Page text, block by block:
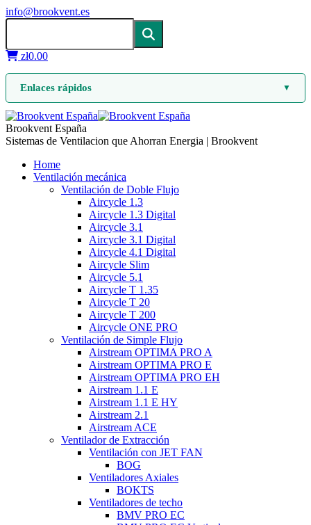
info@brookvent.es
zł0.00
Enlaces rápidos ▼
Brookvent España
Sistemas de Ventilacion que Ahorran Energia | Brookvent
Home
Ventilación mecánica
Ventilación de Doble Flujo
Aircycle 1.3
Aircycle 1.3 Digital
Aircycle 3.1
Aircycle 3.1 Digital
Aircycle 4.1 Digital
Aircycle Slim
Aircycle 5.1
Aircycle T 1.35
Aircycle T 20
Aircycle T 200
Aircycle ONE PRO
Ventilación de Simple Flujo
Airstream OPTIMA PRO A
Airstream OPTIMA PRO E
Airstream OPTIMA PRO EH
Airstream 1.1 E
Airstream 1.1 E HY
Airstream 2.1
Airstream ACE
Ventilador de Extracción
Ventilación con JET FAN
BOG
Ventiladores Axiales
BOKTS
Ventiladores de techo
BMV PRO EC